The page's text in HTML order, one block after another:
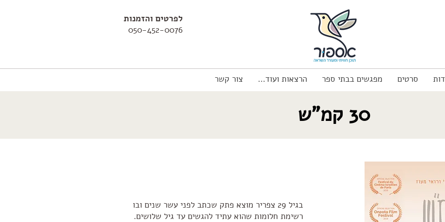
לפרטים והזמנות
050-452-0076
סרטים מפגשים בבתי ספר הרצאות ועוד... צור קשר
30 קמ"ש
בגיל 29 צפריר מוצא פתק שכתב לפני עשר שנים ובו
רשימת חלומות שהוא עתיד להגשים עד גיל שלושים.